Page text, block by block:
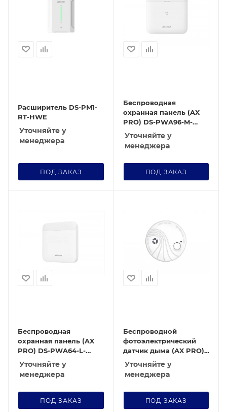
Расширитель DS-PM1-
RT-HWE
Уточняйте у
менеджера
ПОД ЗАКАЗ
Беспроводная
охранная панель (AX
PRO) DS-PWA96-M-
WE(RU)
Уточняйте у
менеджера
ПОД ЗАКАЗ
Беспроводная
охранная панель (AX
PRO) DS-PWA64-L-
WE(RU)
Уточняйте у
менеджера
ПОД ЗАКАЗ
Беспроводной
фотоэлектрический
датчик дыма (AX PRO)
DS-PDSMK-S-WE
Уточняйте у
менеджера
ПОД ЗАКАЗ